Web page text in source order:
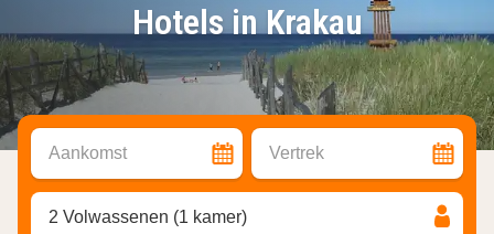
Hotels in Krakau
Aankomst Vertrek
2 Volwassenen (1 kamer)